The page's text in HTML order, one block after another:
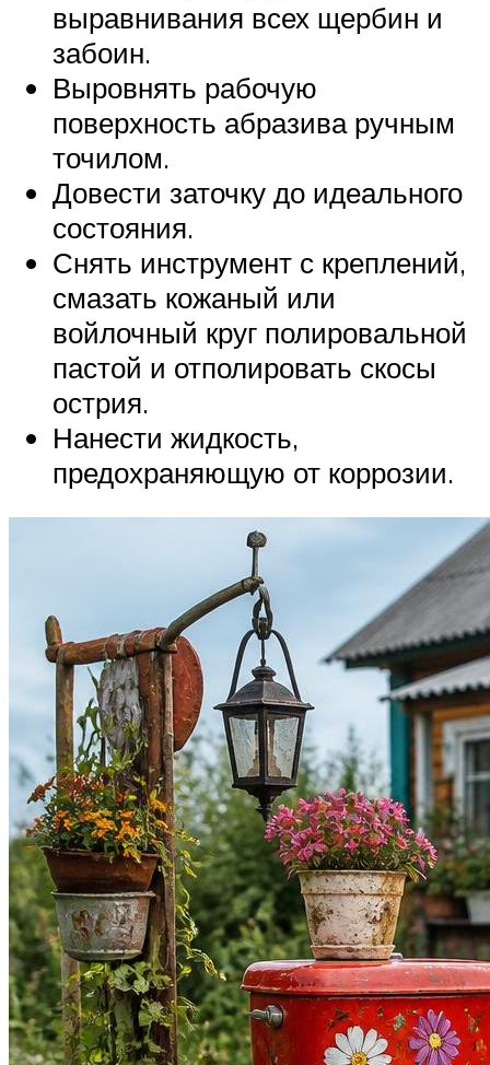
выравнивания всех щербин и
забоин.
Выровнять рабочую
поверхность абразива ручным
точилом.
Довести заточку до идеального
состояния.
Снять инструмент с креплений,
смазать кожаный или
войлочный круг полировальной
пастой и отполировать скосы
острия.
Нанести жидкость,
предохраняющую от коррозии.